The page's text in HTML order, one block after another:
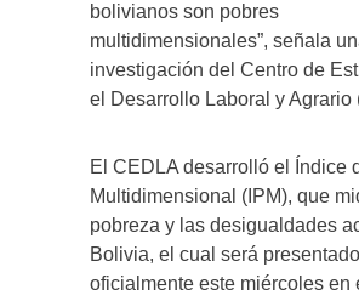
bolivianos son pobres
multidimensionales”, señala
investigación del Centro de
el Desarrollo Laboral y Agrario
El CEDLA desarrolló el Índice
Multidimensional (IPM), que
pobreza y las desigualdades
Bolivia, el cual será presentado
oficialmente este miércoles en